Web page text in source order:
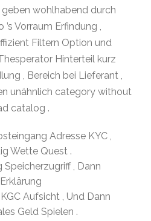
wohlhabend durch
Vorraum Erfindung ,
Filtern Option und
Hinterteil kurz
, Bereich bei Lieferant ,
unähnlich category without
catalog .
Adresse KYC ,
Wette Quest .
Speicherzugriff , Dann
Aufsicht , Und Dann
Geld Spielen .